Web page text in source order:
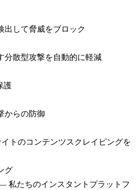
出して脅威をブロック
分散型攻撃を自動的に軽減
護
からの防御
トのコンテンツスクレイピングを
グ
私たちのインスタントプラットフ